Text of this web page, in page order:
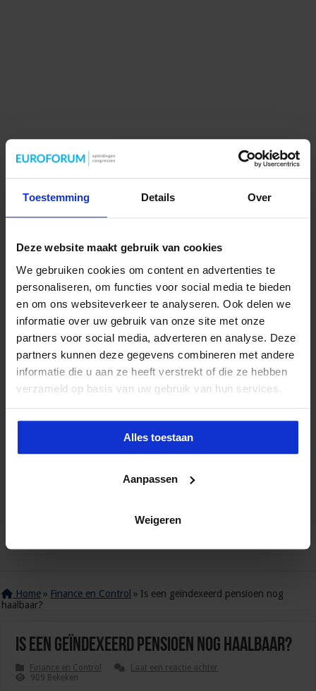
Toestemming Details Over
Deze website maakt gebruik van cookies
We gebruiken cookies om content en advertenties te
personaliseren, om functies voor social media te bieden
en om ons websiteverkeer te analyseren. Ook delen we
informatie over uw gebruik van onze site met onze
partners voor social media, adverteren en analyse. Deze
partners kunnen deze gegevens combineren met andere
informatie die u aan ze heeft verstrekt of die ze hebben
verzameld op basis van uw gebruik van hun services.
Alles toestaan
Aanpassen
Weigeren
Home » Finance en Control » Is een geïndexeerd pensioen nog
haalbaar?
Is een geïndexeerd pensioen nog haalbaar?
Finance en Control
Laat een reactie achter
909 Bekeken